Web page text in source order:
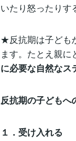
いたり怒ったりす
★反抗期は子ども
ます。たとえ親に
に必要な自然なス
反抗期の子どもへ
１．受け入れる